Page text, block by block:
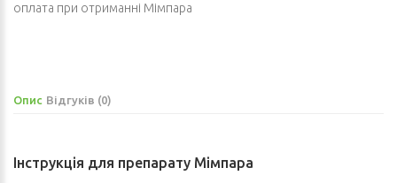
оплата при отриманні Мімпара
Опис Відгуків (0)
Інструкція для препарату Мімпара